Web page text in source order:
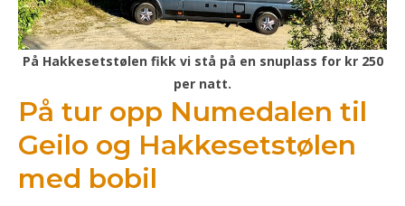
På Hakkesetstølen fikk vi stå på en snuplass for kr 250
per natt.
På tur opp Numedalen til
Geilo og Hakkesetstølen
med bobil